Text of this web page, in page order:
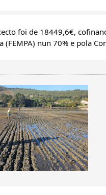
foi de 18449,6€,
(FEMPA) nun 70% e pola